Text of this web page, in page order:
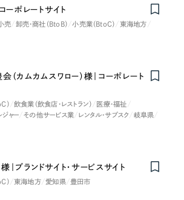
ポレートサイト
売 卸売・商社（BtoB） 小売業（BtoC）
東海地方
（カムカムスワロー）様｜コーポレート
） 飲食業（飲食店・レストラン）
医療・福祉
ジャー その他サービス業 レンタル・サブスク
岐阜県
ブランドサイト・サービスサイト
） 東海地方 愛知県 豊田市